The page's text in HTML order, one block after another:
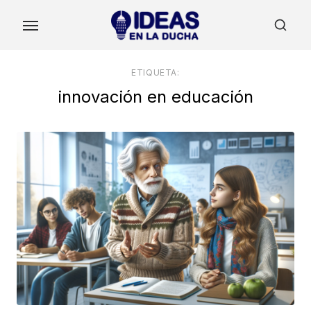
ETIQUETA:
innovación en educación